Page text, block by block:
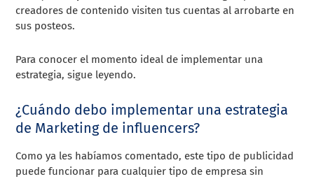
creadores de contenido visiten tus cuentas al arrobarte en
sus posteos.
Para conocer el momento ideal de implementar una
estrategia, sigue leyendo.
¿Cuándo debo implementar una estrategia
de Marketing de influencers?
Como ya les habíamos comentado, este tipo de publicidad
puede funcionar para cualquier tipo de empresa sin